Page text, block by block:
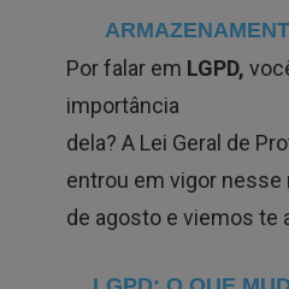
Por falar em LGPD,
importância
dela? A Lei Geral de
entrou em vigor nesse
de agosto e viemos te